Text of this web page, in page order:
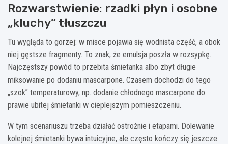
Rozwarstwienie: rzadki płyn i osobne
„kluchy” tłuszczu
Tu wygląda to gorzej: w misce pojawia się wodnista część, a obok
niej gęstsze fragmenty. To znak, że emulsja poszła w rozsypkę.
Najczęstszy powód to przebita śmietanka albo zbyt długie
miksowanie po dodaniu mascarpone. Czasem dochodzi do tego
„szok” temperaturowy, np. dodanie chłodnego mascarpone do
prawie ubitej śmietanki w cieplejszym pomieszczeniu.
W tym scenariuszu trzeba działać ostrożnie i etapami. Dolewanie
kolejnej śmietanki bywa intuicyjne, ale często kończy się jeszcze